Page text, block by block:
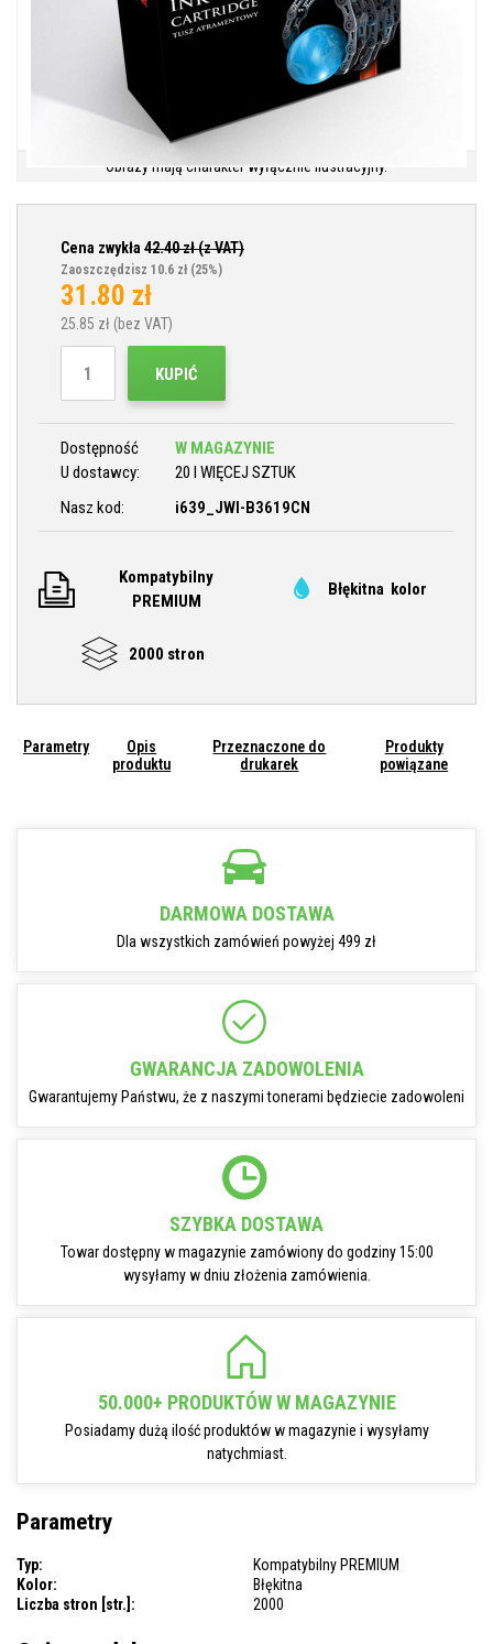
Obrazy mają charakter wyłącznie ilustracyjny.
Cena zwykła 42.40zł (z VAT)
Zaoszczędzisz 10.6 zł (25%)
31.80 zł
25.85 zł (bez VAT)
KUPIĆ
Dostępność
W MAGAZYNIE
U dostawcy:
20 I WIĘCEJ SZTUK
Nasz kod:
i639_JWI-B3619CN
Kompatybilny
PREMIUM
Błękitna kolor
2000 stron
Parametry
Opis
produktu
Przeznaczone do
drukarek
Produkty
powiązane
DARMOWA DOSTAWA
Dla wszystkich zamówień powyżej 499 zł
GWARANCJA ZADOWOLENIA
Gwarantujemy Państwu, że z naszymi tonerami będziecie zadowoleni
SZYBKA DOSTAWA
Towar dostępny w magazynie zamówiony do godziny 15:00
wysyłamy w dniu złożenia zamówienia.
50.000+ PRODUKTÓW W MAGAZYNIE
Posiadamy dużą ilość produktów w magazynie i wysyłamy
natychmiast.
Parametry
Typ:
Kompatybilny PREMIUM
Kolor:
Błękitna
Liczba stron [str.]:
2000